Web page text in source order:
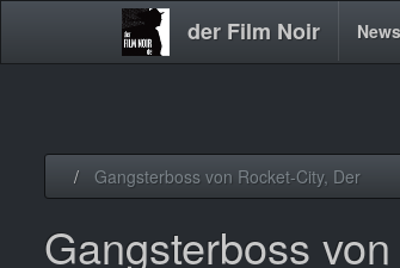
der Film Noir
Main News
Gangsterboss von Rocket-City, Der
Gangsterboss